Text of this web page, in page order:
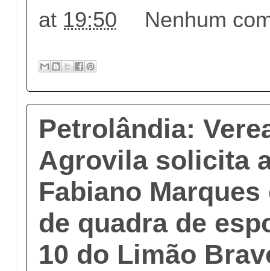
at 19:50 Nenhum
Petrolândia:
Agrovila solicita
Fabiano
de quadra de
10 do Limão